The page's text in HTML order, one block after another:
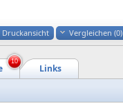
Druckansicht Vergleichen (0)
Links
10